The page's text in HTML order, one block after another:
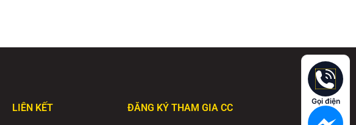
LIÊN KẾT ĐĂNG KÝ THAM GIA CC
Gọi điện